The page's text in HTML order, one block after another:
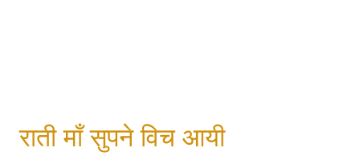
राती माँ सुपने विच आयी